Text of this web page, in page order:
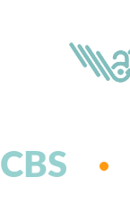
CBS